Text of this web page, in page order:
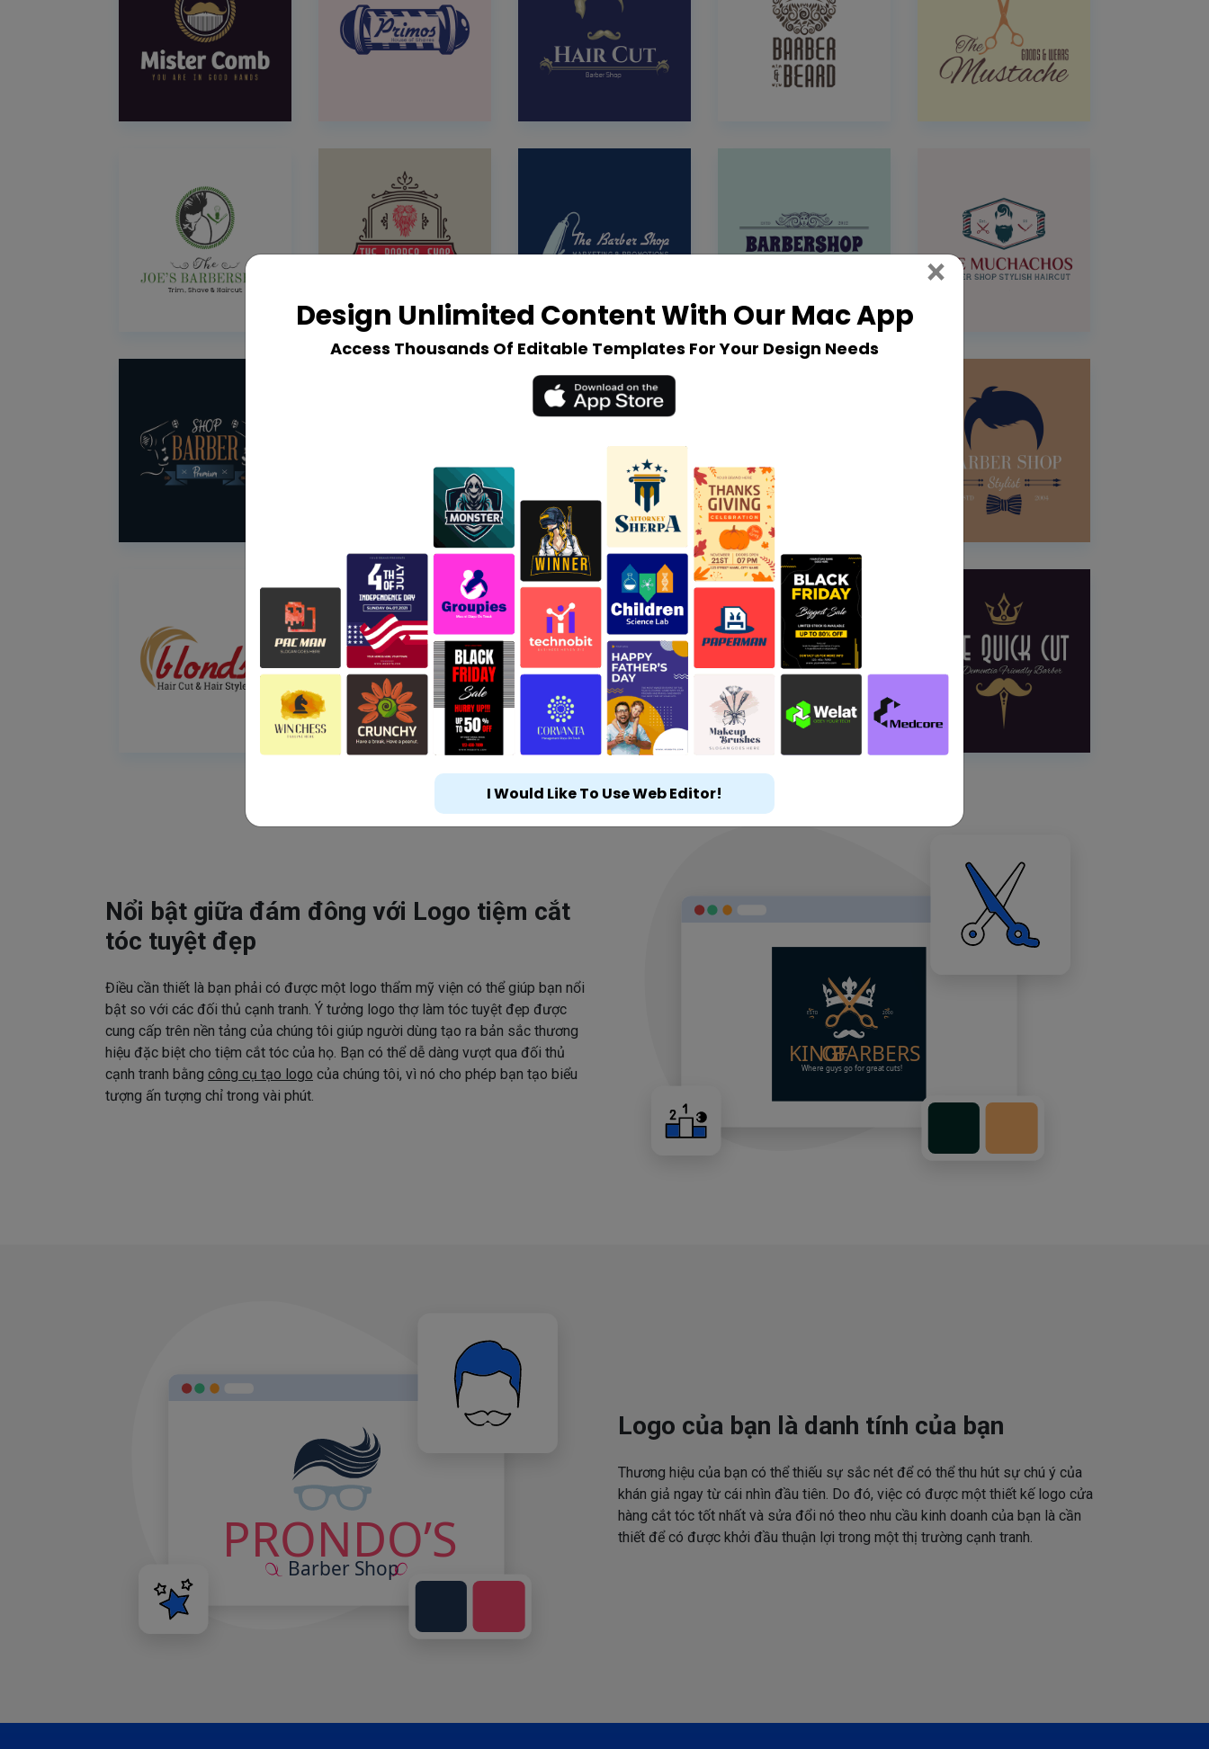
Nổi bật giữa đám đông với Logo tiệm cắt
tóc tuyệt đẹp
Điều cần thiết là bạn phải có được một logo thẩm mỹ viện có thể giúp bạn nổi
bật so với các đối thủ cạnh tranh. Ý tưởng logo thợ làm tóc tuyệt đẹp được
cung cấp trên nền tảng của chúng tôi giúp người dùng tạo ra bản sắc thương
hiệu đặc biệt cho tiệm cắt tóc của họ. Bạn có thể dễ dàng vượt qua đối thủ
cạnh tranh bằng công cụ tạo logo của chúng tôi, vì nó cho phép bạn tạo biểu
tượng ấn tượng chỉ trong vài phút.
Logo của bạn là danh tính của bạn
Thương hiệu của bạn có thể thiếu sự sắc nét để có thể thu hút sự chú ý của
khán giả ngay từ cái nhìn đầu tiên. Do đó, việc có được một thiết kế logo cửa
hàng cắt tóc tốt nhất và sửa đổi nó theo nhu cầu kinh doanh của bạn là cần
thiết để có được khởi đầu thuận lợi trong một thị trường cạnh tranh.
Design Unlimited Content With Our Mac App
Access Thousands Of Editable Templates For Your Design Needs
× Close
I Would Like To Use Web Editor!